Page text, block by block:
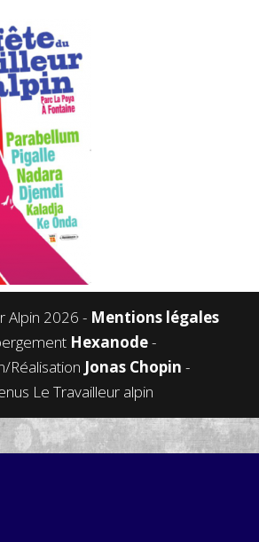
Alpin 2026 - Mentions légales
Hexanode-
Réalisation Jonas Chopin -
Le Travailleur alpin